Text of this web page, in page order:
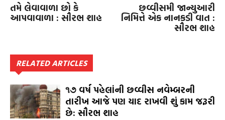
તમે લેવાવાળા છો કે
આપવાવાળા : સૌરભ શાહ
છવ્વીસમી જાન્યુઆરી
નિમિત્તે એક નાનકડી વાત :
સૌરભ શાહ
RELATED ARTICLES
૧૭ વર્ષ પહેલાંની છવ્વીસ નવેમ્બરની
તારીખ આજે પણ યાદ રાખવી શું કામ જરૂરી
છે: સૌરભ શાહ